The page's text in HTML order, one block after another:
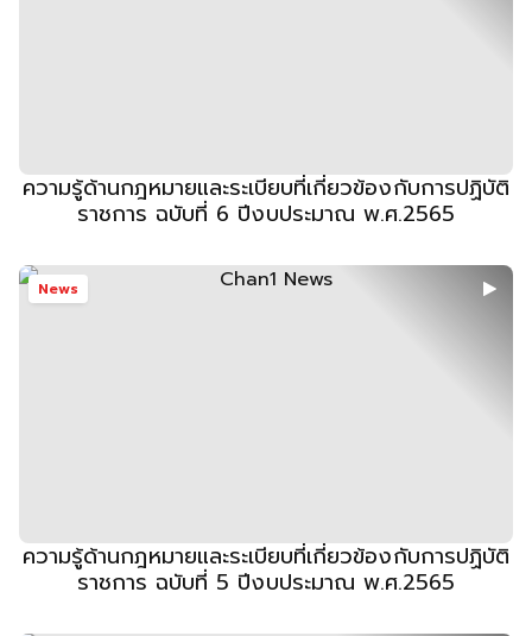
ความรู้ด้านกฎหมายและระเบียบที่เกี่ยวข้องกับการปฏิบัติ
ราชการ ฉบับที่ 6 ปีงบประมาณ พ.ศ.2565
News
ความรู้ด้านกฎหมายและระเบียบที่เกี่ยวข้องกับการปฏิบัติ
ราชการ ฉบับที่ 5 ปีงบประมาณ พ.ศ.2565